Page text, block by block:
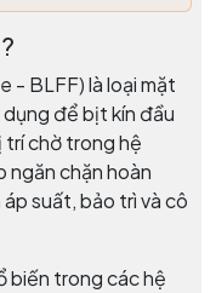
- BLFF) là loại mặt
để bịt kín đầu
trí chờ trong hệ
ngăn chặn hoàn
suất, bảo trì và cô
biến trong các hệ